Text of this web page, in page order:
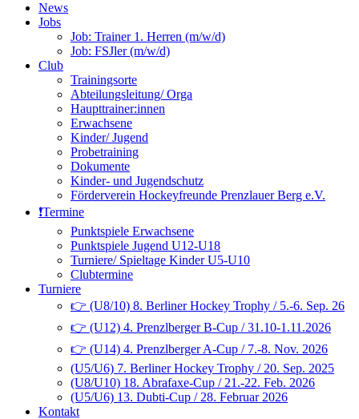
News
Jobs
Job: Trainer 1. Herren (m/w/d)
Job: FSJler (m/w/d)
Club
Trainingsorte
Abteilungsleitung/ Orga
Haupttrainer:innen
Erwachsene
Kinder/ Jugend
Probetraining
Dokumente
Kinder- und Jugendschutz
Förderverein Hockeyfreunde Prenzlauer Berg e.V.
❗️Termine
Punktspiele Erwachsene
Punktspiele Jugend U12-U18
Turniere/ Spieltage Kinder U5-U10
Clubtermine
Turniere
👉 (U8/10) 8. Berliner Hockey Trophy / 5.-6. Sep. 26
👉 (U12) 4. Prenzlberger B-Cup / 31.10-1.11.2026
👉 (U14) 4. Prenzlberger A-Cup / 7.-8. Nov. 2026
(U5/U6) 7. Berliner Hockey Trophy / 20. Sep. 2025
(U8/U10) 18. Abrafaxe-Cup / 21.-22. Feb. 2026
(U5/U6) 13. Dubti-Cup / 28. Februar 2026
Kontakt